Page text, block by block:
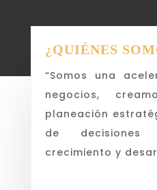
¿QUIÉNES
“Somos una
negocios,
planeación
de decisiones
crecimiento y